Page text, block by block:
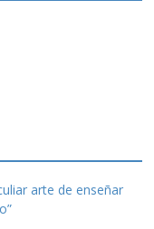
arte de enseñar